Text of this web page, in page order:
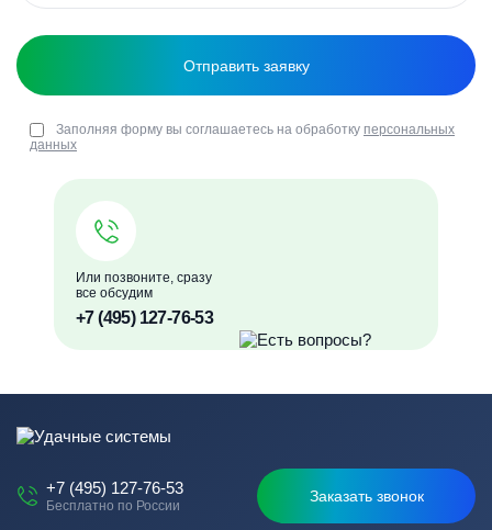
Или позвоните, сразу
все обсудим
+7 (495) 127-76-53
Заполняя форму вы соглашаетесь на обработку персональных
данных
+7 (495) 127-76-53
Бесплатно по России
Заказать звонок